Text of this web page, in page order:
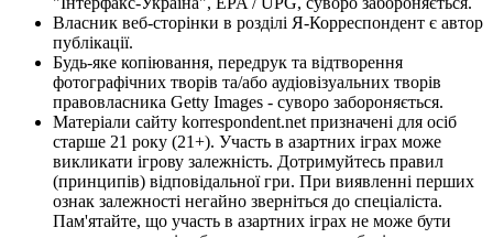
Власник веб-сторінки в розділі Я-Корреспондент є автор
публікації.
Будь-яке копіювання, передрук та відтворення
фотографічних творів та/або аудіовізуальних творів
правовласника Getty Images - суворо забороняється.
Матеріали сайту korrespondent.net призначені для осіб
старше 21 року (21+). Участь в азартних іграх може
викликати ігрову залежність. Дотримуйтесь правил
(принципів) відповідальної гри. При виявленні перших
ознак залежності негайно зверніться до спеціаліста.
Пам'ятайте, що участь в азартних іграх не може бути